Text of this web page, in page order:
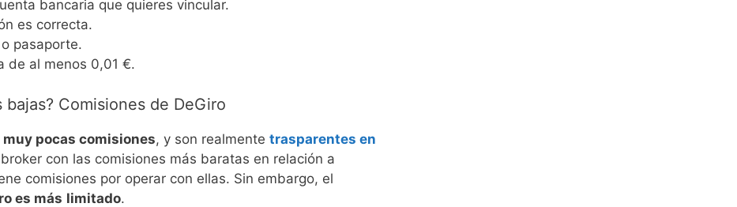
bancaria que quieres vincular.
es correcta.
pasaporte.
de al menos 0,01 €.
Comisiones de DeGiro
muy pocas comisiones, y son realmente trasparentes en
con las comisiones más baratas en relación a
comisiones por operar con ellas. Sin embargo, el
es más limitado.